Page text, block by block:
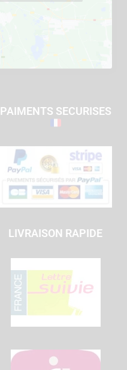
PAIMENTS SECURISES
LIVRAISON RAPIDE